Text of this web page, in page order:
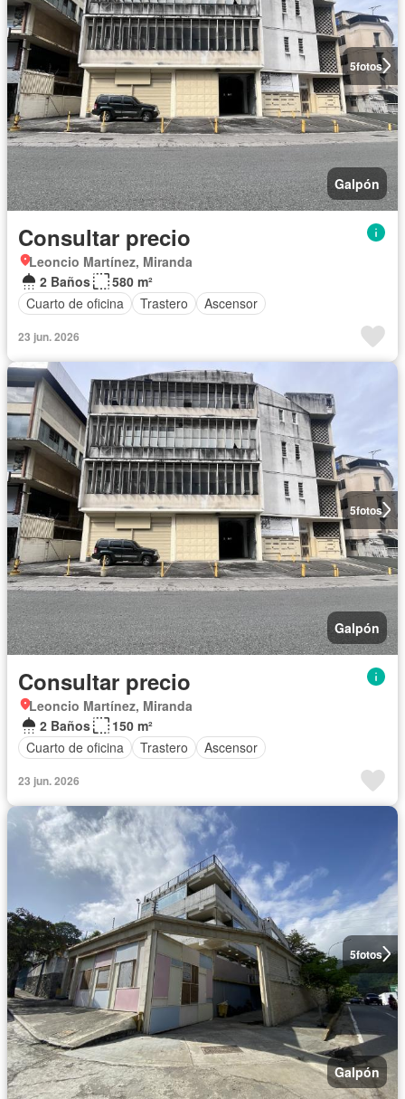
5fotos
Galpón
Consultar precio
Leoncio Martínez, Miranda
2 Baños
580 m²
Cuarto de oficina
Trastero Ascensor
23 jun. 2026
5fotos
Galpón
Consultar precio
Leoncio Martínez, Miranda
2 Baños
150 m²
Cuarto de oficina
Trastero Ascensor
23 jun. 2026
5fotos
Galpón